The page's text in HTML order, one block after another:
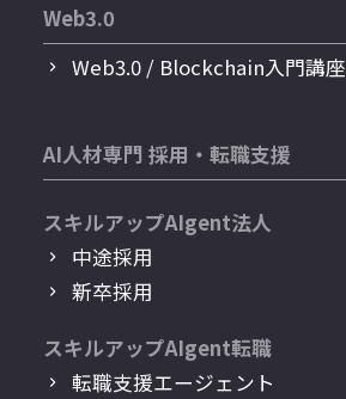
Web3.0
Web3.0 / Blockchain入門講座
AI人材専門 採用・転職支援
スキルアップAIgent法人
中途採用
新卒採用
スキルアップAIgent転職
転職支援エージェント